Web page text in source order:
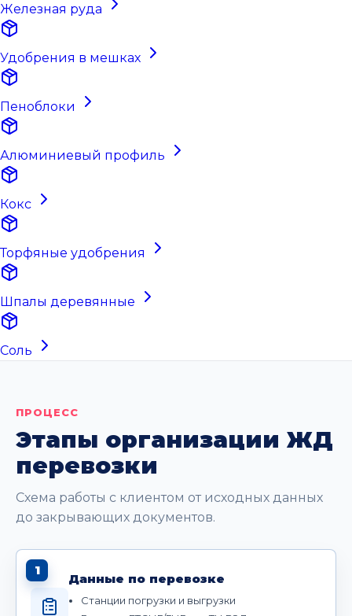
Железная руда
Удобрения в мешках
Пеноблоки
Алюминиевый профиль
Кокс
Торфяные удобрения
Шпалы деревянные
Соль
ПРОЦЕСС
Этапы организации ЖД
перевозки
Схема работы с клиентом от исходных данных
до закрывающих документов.
1
Данные по перевозке
Станции погрузки и выгрузки